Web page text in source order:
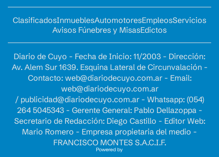
ClasificadosInmueblesAutomotoresEmpleosServicios
Avisos Fúnebres y MisasEdictos
Diario de Cuyo - Fecha de Inicio: 11/2003 - Dirección:
Av. Alem Sur 1639. Esquina Lateral de Circunvalación -
Contacto: web@diariodecuyo.com.ar- Email:
web@diariodecuyo.com.ar
/ publicidad@diariodecuyo.com.ar- Whatsapp: (054)
264 5045343 - Gerente General: Pablo Dellazoppa -
Secretario de Redacción: Diego Castillo - Editor Web:
Mario Romero - Empresa propietaria del medio -
FRANCISCO MONTES S.A.C.I.F.